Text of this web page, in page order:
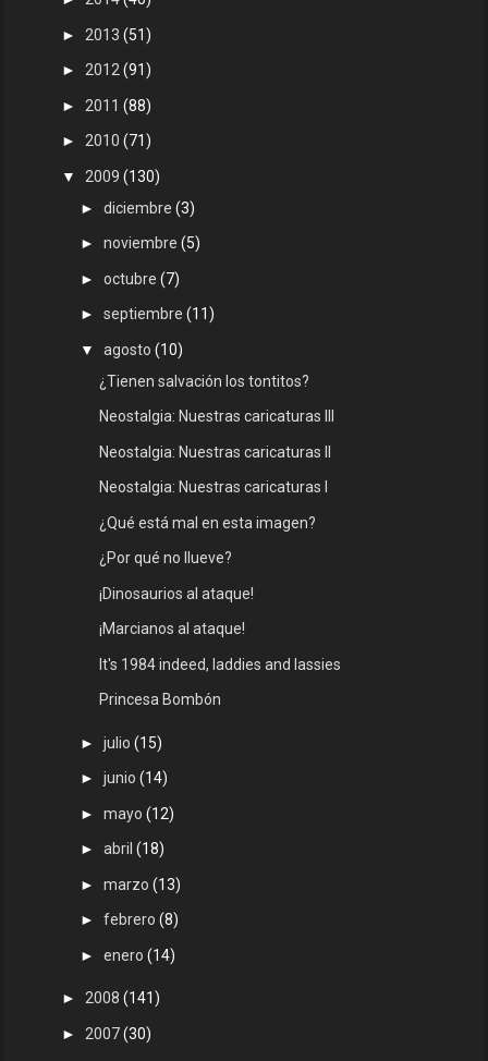
► 2013(51)
► 2012(91)
► 2011(88)
► 2010(71)
▼ 2009(130)
►diciembre(3)
►noviembre(5)
►octubre(7)
►septiembre(11)
▼agosto(10)
¿Tienen salvación los tontitos?
Neostalgia: Nuestras caricaturas III
Neostalgia: Nuestras caricaturas II
Neostalgia: Nuestras caricaturas I
¿Qué está mal en esta imagen?
¿Por qué no llueve?
¡Dinosaurios al ataque!
¡Marcianos al ataque!
It's 1984 indeed, laddies and lassies
Princesa Bombón
►julio(15)
►junio(14)
►mayo(12)
►abril(18)
►marzo(13)
►febrero(8)
►enero(14)
► 2008(141)
► 2007(30)